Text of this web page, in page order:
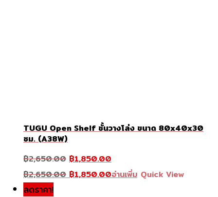
TUGU Open Shelf ชั้นวางโล่ง ขนาด 80x40x30
ซม. (A38W)
฿2,650.00 Original
price
was:
฿2,650.00.
฿1,850.00price
is:
฿1,850.00.
฿2,650.00 Original
price
฿1,850.00 Current
price
อ่านเพิ่ม Quick View
ลดราคา!